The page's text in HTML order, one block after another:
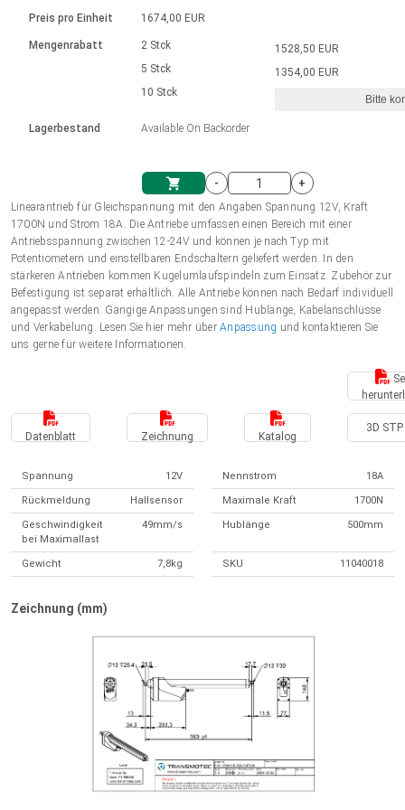
Einheitssystem
Einkaufswagen
Hubmagnete
230 - 50 Hz | 110 - 60 Hz
Drehzahlregelung für die AIS-Serie
Bürstenlose Gleichstrommotoren
mit Planetengetriebe und internem
Ø 28-42| 1-1400 rpm | <= 290Ncm
Bürstenlose DC Motor Controller
Gleichstrommotoren mit
Schneckengetriebe und Bürsten
Ø43-124mm | 31-425rpm | ≤ 41Nm
Treiber für Gleichstrommotoren mit
Synchron-Asynchron | für 1-4 Elektrozylinder
Synchron-Asynchron | für 1-4 Elektrozylinder
Français (EUR)
Polski (EUR)
Norsk (NOK)
Suomi (EUR)
Preis pro Einheit
Mengenrabatt
Lagerbestand
1674,00 EUR
2 Stck
5 Stck
10 Stck
Available On Backorder
1528,50 EUR
1354,00 EUR
Bitte
-
+
Linearantrieb für Gleichspannung mit den Angaben Spannung 12V, Kraft
1700N und Strom 18A. Die Antriebe umfassen einen Bereich mit einer
Antriebsspannung zwischen 12-24V und können je nach Typ mit
Potentiometern und einstellbaren Endschaltern geliefert werden. In den
stärkeren Antrieben kommen Kugelumlaufspindeln zum Einsatz. Zubehör zur
Befestigung ist separat erhältlich. Alle Antriebe können nach Bedarf individuell
angepasst werden. Gängige Anpassungen sind Hublänge, Kabelanschlüsse
und Verkabelung. Lesen Sie hier mehr überAnpassung und kontaktieren Sie
uns gerne für weitere Informationen.
Datenblatt Zeichnung Katalog
3D STP
Spannung 12V Nennstrom 18A
Rückmeldung Hallsensor Maximale Kraft 1700N
Geschwindigkeit
bei Maximallast
49mm/s Hublänge 500mm
Gewicht 7,8kg SKU 11040018
Zeichnung (mm)